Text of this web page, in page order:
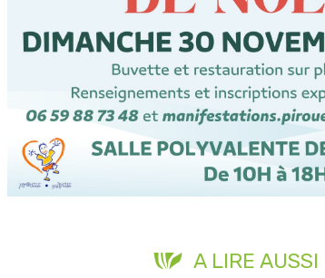
A LIRE AUSSI